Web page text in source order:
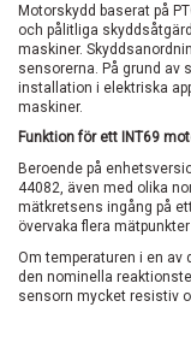
Motorskydd baserat på
och pålitliga
maskiner.
sensorerna. På grund av
installation i elektriska
maskiner.
Funktion för ett INT69
Beroende på
44082, även med olika
mätkretsens ingång på
övervaka flera
Om temperaturen i en av
den nominella
sensorn mycket resistiv